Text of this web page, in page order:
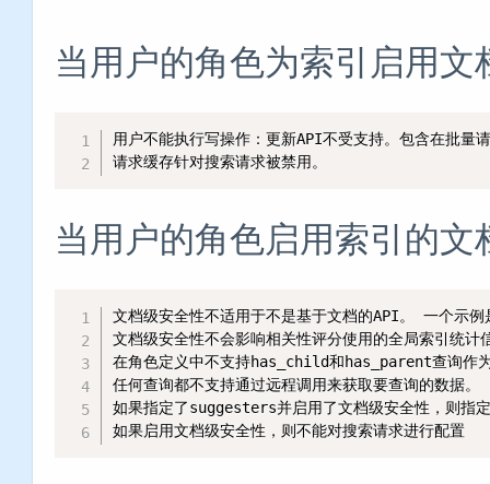
当用户的角色为索引启用
用户不能执行写操作：更新API不受支持。包含在批量
请求缓存针对搜索请求被禁用。
当用户的角色启用索引的文
文档级安全性不适用于不是基于文档的API。 一个示
文档级安全性不会影响相关性评分使用的全局索引统
在角色定义中不支持has_child和has_parent查询作
任何查询都不支持通过远程调用来获取要查询的数
如果指定了suggesters并启用了文档级安全性，则指
如果启用文档级安全性，则不能对搜索请求进行配置